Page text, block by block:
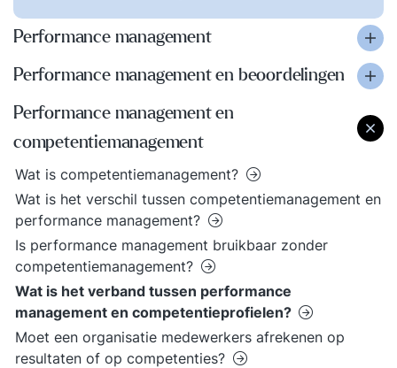
Performance management
Performance management en beoordelingen
Performance management en
competentiemanagement
Wat is competentiemanagement?
Wat is het verschil tussen competentiemanagement en
performance management?
Is performance management bruikbaar zonder
competentiemanagement?
Wat is het verband tussen performance
management en competentieprofielen?
Moet een organisatie medewerkers afrekenen op
resultaten of op competenties?